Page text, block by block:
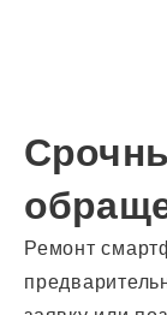
Ремонт